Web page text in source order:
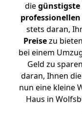
diegünstigste
stets daran,
Preisezu
bei einem
Geld zu
daran, Ihnen
nun eine kleine
Haus in